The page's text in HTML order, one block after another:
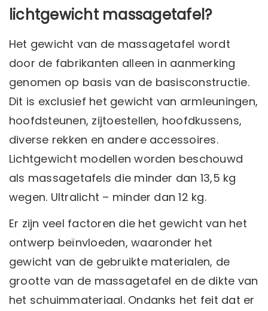
lichtgewicht massagetafel?
Het gewicht van de massagetafel wordt
door de fabrikanten alleen in aanmerking
genomen op basis van de basisconstructie.
Dit is exclusief het gewicht van armleuningen,
hoofdsteunen, zijtoestellen, hoofdkussens,
diverse rekken en andere accessoires.
Lichtgewicht modellen worden beschouwd
als massagetafels die minder dan 13,5 kg
wegen. Ultralicht – minder dan 12 kg.
Er zijn veel factoren die het gewicht van het
ontwerp beïnvloeden, waaronder het
gewicht van de gebruikte materialen, de
grootte van de massagetafel en de dikte van
het schuimmateriaal. Ondanks het feit dat er